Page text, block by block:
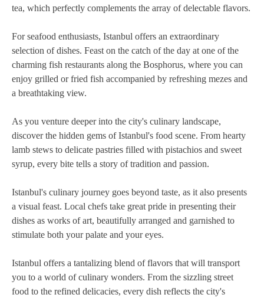
tea, which perfectly complements the array of delectable flavors.
For seafood enthusiasts, Istanbul offers an extraordinary
selection of dishes. Feast on the catch of the day at one of the
charming fish restaurants along the Bosphorus, where you can
enjoy grilled or fried fish accompanied by refreshing mezes and
a breathtaking view.
As you venture deeper into the city's culinary landscape,
discover the hidden gems of Istanbul's food scene. From hearty
lamb stews to delicate pastries filled with pistachios and sweet
syrup, every bite tells a story of tradition and passion.
Istanbul's culinary journey goes beyond taste, as it also presents
a visual feast. Local chefs take great pride in presenting their
dishes as works of art, beautifully arranged and garnished to
stimulate both your palate and your eyes.
Istanbul offers a tantalizing blend of flavors that will transport
you to a world of culinary wonders. From the sizzling street
food to the refined delicacies, every dish reflects the city's